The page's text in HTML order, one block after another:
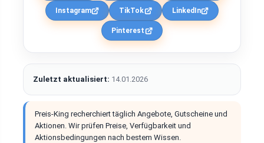
Instagram TikTok LinkedIn
Pinterest
Zuletzt aktualisiert: 14.01.2026
Preis-King recherchiert täglich Angebote, Gutscheine und
Aktionen. Wir prüfen Preise, Verfügbarkeit und
Aktionsbedingungen nach bestem Wissen.